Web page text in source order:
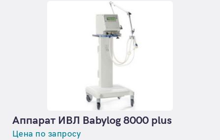
Аппарат ИВЛ Babylog 8000 plus
Цена по запросу